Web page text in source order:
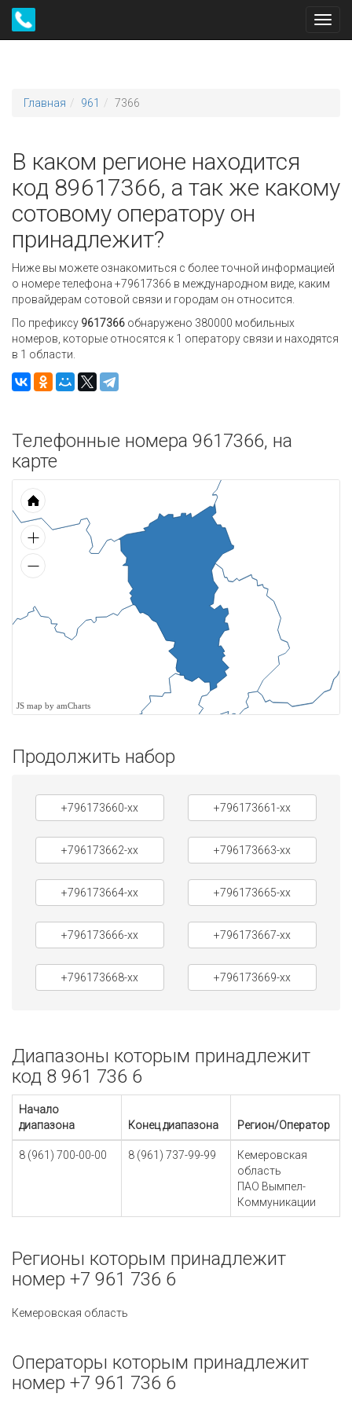
Главная 961 7366
В каком регионе находится
код 89617366, а так же какому
сотовому оператору он
принадлежит?
Ниже вы можете ознакомиться с более точной информацией
о номере телефона +79617366 в международном виде, каким
провайдерам сотовой связи и городам он относится.
По префиксу 9617366 обнаружено 380000 мобильных
номеров, которые относятся к 1 оператору связи и находятся
в 1 области.
Телефонные номера 9617366, на
карте
JS map by amCharts
Продолжить набор
+796173660-xx +796173661-xx
+796173662-xx +796173663-xx
+796173664-xx +796173665-xx
+796173666-xx +796173667-xx
+796173668-xx +796173669-xx
Диапазоны которым принадлежит
код 8 961 736 6
Начало
диапазона
Конец диапазона Регион/Оператор
8 (961) 700-00-00 8 (961) 737-99-99
Кемеровская
область
ПАО Вымпел-
Коммуникации
Регионы которым принадлежит
номер +7 961 736 6
Кемеровская область
Операторы которым принадлежит
номер +7 961 736 6